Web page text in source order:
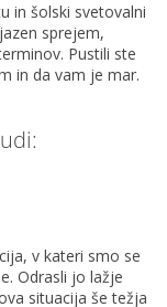
in šolski svetovalni
sprejem,
Pustili ste
in da vam je mar.
v kateri smo se
Odrasli jo lažje
situacija še težja